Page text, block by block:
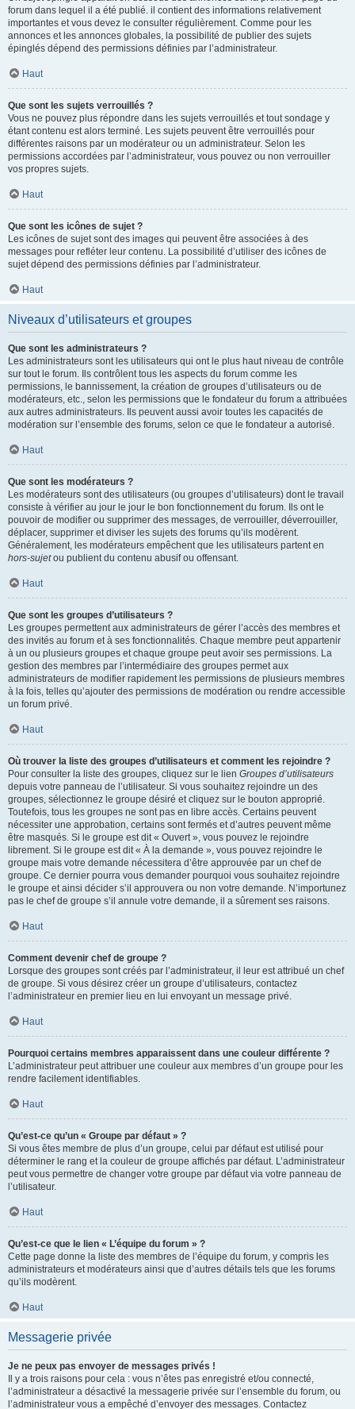
forum dans lequel il a été publié. il contient des informations relativement
importantes et vous devez le consulter régulièrement. Comme pour les
annonces et les annonces globales, la possibilité de publier des sujets
épinglés dépend des permissions définies par l’administrateur.
Haut
Que sont les sujets verrouillés ?
Vous ne pouvez plus répondre dans les sujets verrouillés et tout sondage y
étant contenu est alors terminé. Les sujets peuvent être verrouillés pour
différentes raisons par un modérateur ou un administrateur. Selon les
permissions accordées par l’administrateur, vous pouvez ou non verrouiller
vos propres sujets.
Haut
Que sont les icônes de sujet ?
Les icônes de sujet sont des images qui peuvent être associées à des
messages pour refléter leur contenu. La possibilité d’utiliser des icônes de
sujet dépend des permissions définies par l’administrateur.
Haut
Niveaux d’utilisateurs et groupes
Que sont les administrateurs ?
Les administrateurs sont les utilisateurs qui ont le plus haut niveau de contrôle
sur tout le forum. Ils contrôlent tous les aspects du forum comme les
permissions, le bannissement, la création de groupes d’utilisateurs ou de
modérateurs, etc., selon les permissions que le fondateur du forum a attribuées
aux autres administrateurs. Ils peuvent aussi avoir toutes les capacités de
modération sur l’ensemble des forums, selon ce que le fondateur a autorisé.
Haut
Que sont les modérateurs ?
Les modérateurs sont des utilisateurs (ou groupes d’utilisateurs) dont le travail
consiste à vérifier au jour le jour le bon fonctionnement du forum. Ils ont le
pouvoir de modifier ou supprimer des messages, de verrouiller, déverrouiller,
déplacer, supprimer et diviser les sujets des forums qu’ils modèrent.
Généralement, les modérateurs empêchent que les utilisateurs partent en
hors-sujetou publient du contenu abusif ou offensant.
Haut
Que sont les groupes d’utilisateurs ?
Les groupes permettent aux administrateurs de gérer l’accès des membres et
des invités au forum et à ses fonctionnalités. Chaque membre peut appartenir
à un ou plusieurs groupes et chaque groupe peut avoir ses permissions. La
gestion des membres par l’intermédiaire des groupes permet aux
administrateurs de modifier rapidement les permissions de plusieurs membres
à la fois, telles qu’ajouter des permissions de modération ou rendre accessible
un forum privé.
Haut
Où trouver la liste des groupes d’utilisateurs et comment les rejoindre ?
Pour consulter la liste des groupes, cliquez sur le lien Groupes d’utilisateurs
depuis votre panneau de l’utilisateur. Si vous souhaitez rejoindre un des
groupes, sélectionnez le groupe désiré et cliquez sur le bouton approprié.
Toutefois, tous les groupes ne sont pas en libre accès. Certains peuvent
nécessiter une approbation, certains sont fermés et d’autres peuvent même
être masqués. Si le groupe est dit « Ouvert », vous pouvez le rejoindre
librement. Si le groupe est dit « À la demande », vous pouvez rejoindre le
groupe mais votre demande nécessitera d’être approuvée par un chef de
groupe. Ce dernier pourra vous demander pourquoi vous souhaitez rejoindre
le groupe et ainsi décider s’il approuvera ou non votre demande. N’importunez
pas le chef de groupe s’il annule votre demande, il a sûrement ses raisons.
Haut
Comment devenir chef de groupe ?
Lorsque des groupes sont créés par l’administrateur, il leur est attribué un chef
de groupe. Si vous désirez créer un groupe d’utilisateurs, contactez
l’administrateur en premier lieu en lui envoyant un message privé.
Haut
Pourquoi certains membres apparaissent dans une couleur différente ?
L’administrateur peut attribuer une couleur aux membres d’un groupe pour les
rendre facilement identifiables.
Haut
Qu’est-ce qu’un « Groupe par défaut » ?
Si vous êtes membre de plus d’un groupe, celui par défaut est utilisé pour
déterminer le rang et la couleur de groupe affichés par défaut. L’administrateur
peut vous permettre de changer votre groupe par défaut via votre panneau de
l’utilisateur.
Haut
Qu’est-ce que le lien « L’équipe du forum » ?
Cette page donne la liste des membres de l’équipe du forum, y compris les
administrateurs et modérateurs ainsi que d’autres détails tels que les forums
qu’ils modèrent.
Haut
Messagerie privée
Je ne peux pas envoyer de messages privés !
Il y a trois raisons pour cela : vous n’êtes pas enregistré et/ou connecté,
l’administrateur a désactivé la messagerie privée sur l’ensemble du forum, ou
l’administrateur vous a empêché d’envoyer des messages. Contactez